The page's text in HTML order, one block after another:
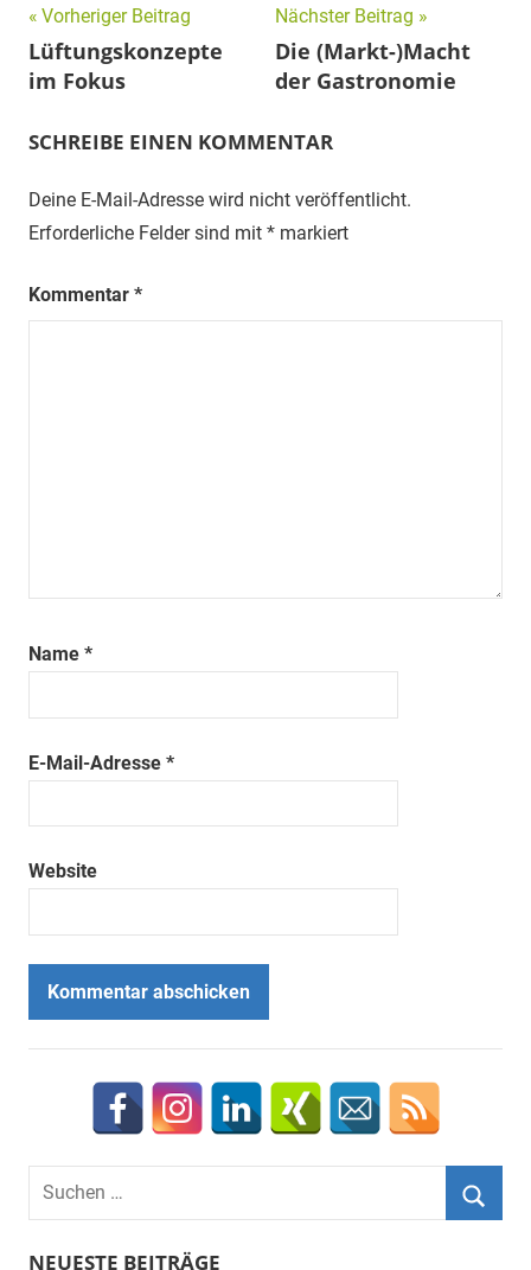
Beitragsnavigation
Vorheriger Beitrag
Lüftungskonzepte
im Fokus
Nächster Beitrag
Die (Markt-)Macht
der Gastronomie
SCHREIBE EINEN KOMMENTAR
Deine E-Mail-Adresse wird nicht veröffentlicht.
Erforderliche Felder sind mit * markiert
Kommentar *
Name *
E-Mail-Adresse *
Website
Suchen
nach:
NEUESTE BEITRÄGE